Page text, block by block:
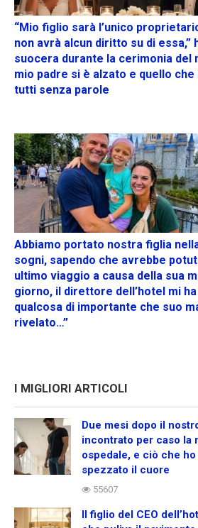
“Mio figlio sarà l’unico
non avrà alcun diritto su di essa,”
suocera durante la cerimonia del
mio padre si è alzato e quello
tutti senza parole
Abbiamo portato nostra figlia
sogni, sapendo che avrebbe
ultimo viaggio a causa della sua
giorno, il direttore dell’hotel mi ha
qualcosa di importante che suo
rivelato…”
I MIGLIORI ARTICOLI
Due mesi dopo il
incontrato per caso la
ospedale, e ciò che
spezzato il cuore
55607
Il figlio del CEO